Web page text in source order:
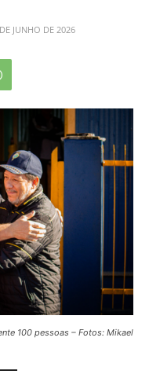
JUNHO DE 2026
100 pessoas – Fotos: Mikael